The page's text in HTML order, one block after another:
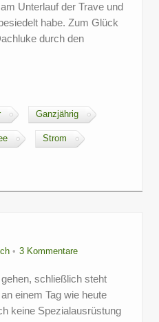
Unterlauf der Trave und
habe. Zum Glück
durch den
Ganzjährig
Strom
3 Kommentare
schließlich steht
einem Tag wie heute
keine Spezialausrüstung